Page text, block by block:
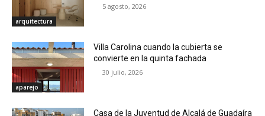
arquitectura
5 agosto, 2026
aparejo
Villa Carolina cuando la cubierta se
convierte en la quinta fachada
30 julio, 2026
Casa de la Juventud de Alcalá de Guadaíra